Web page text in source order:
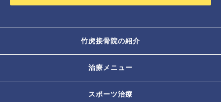
竹虎接骨院の紹介
治療メニュー
スポーツ治療